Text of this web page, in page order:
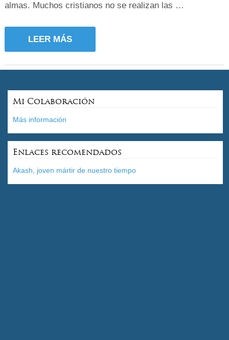
almas. Muchos cristianos no se realizan las …
LEER MÁS
Mi Colaboración
Más información
Enlaces recomendados
Akash, joven mártir de nuestro tiempo